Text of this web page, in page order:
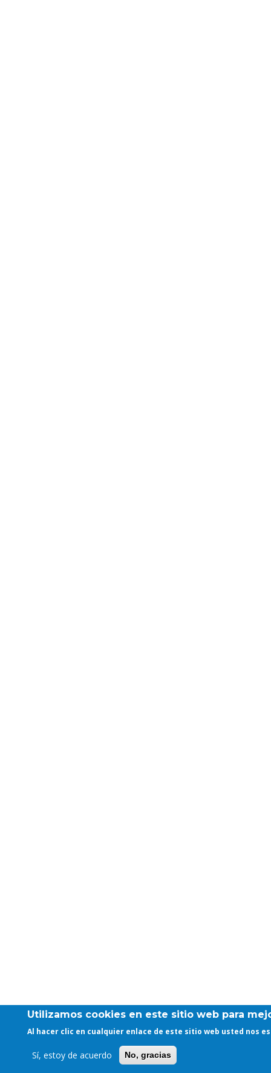
Utilizamos cookies en este sitio web para
Al hacer clic en cualquier enlace de este sitio web usted nos
Sí, estoy de acuerdo No, gracias